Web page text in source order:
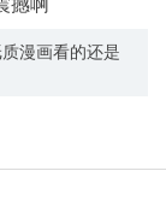
漫画看的还是